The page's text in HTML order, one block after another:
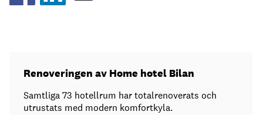
Renoveringen av Home hotel Bilan
Samtliga 73 hotellrum har totalrenoverats och
utrustats med modern komfortkyla.